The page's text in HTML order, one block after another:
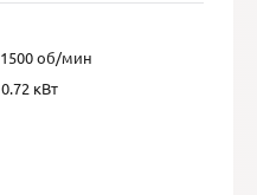
1500 об/мин
0.72 кВт